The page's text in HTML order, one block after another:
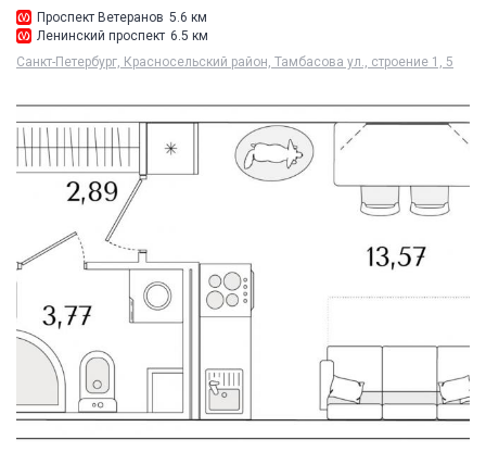
Проспект Ветеранов 5.6 км
Ленинский проспект 6.5 км
Санкт-Петербург, Красносельский район, Тамбасова ул., строение 1, 5